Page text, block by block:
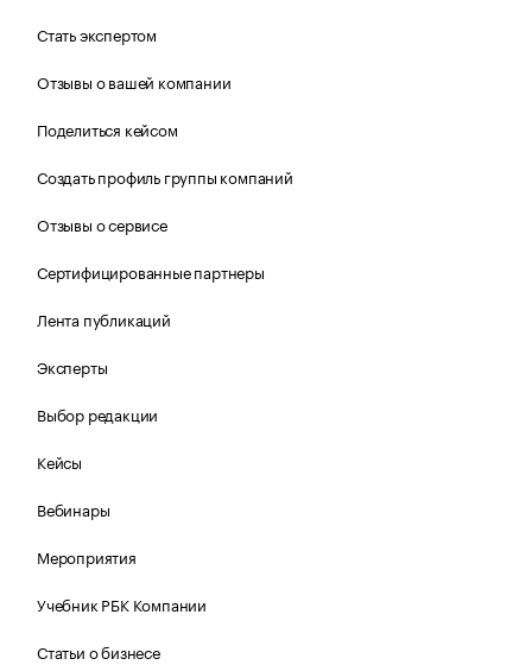
Стать экспертом
Отзывы о вашей компании
Поделиться кейсом
Создать профиль группы компаний
Отзывы о сервисе
Сертифицированные партнеры
Лента публикаций
Эксперты
Выбор редакции
Кейсы
Вебинары
Мероприятия
Учебник РБК Компании
Статьи о бизнесе